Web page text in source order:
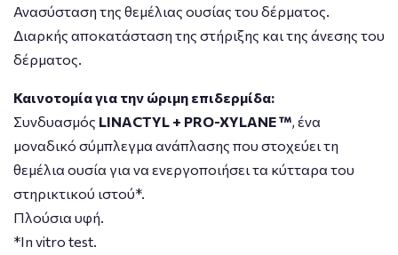
Ανασύσταση της θεμέλιας ουσίας του δέρματος.
Διαρκής αποκατάσταση της στήριξης και της άνεσης του
δέρματος.
Καινοτομία για την ώριμη επιδερμίδα:
Συνδυασμός LINACTYL + PRO-XYLANE ™, ένα
μοναδικό σύμπλεγμα ανάπλασης που στοχεύει τη
θεμέλια ουσία για να ενεργοποιήσει τα κύτταρα του
στηρικτικού ιστού*.
Πλούσια υφή.
*In vitro test.